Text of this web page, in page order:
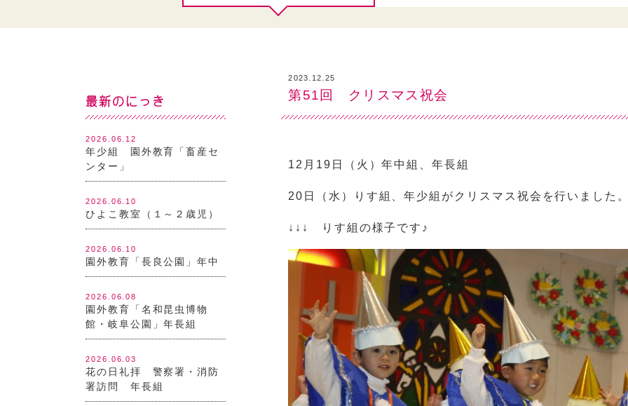
最新のにっき
2026.06.12
年少組 園外教育「畜産セ
ンター」
2026.06.10
ひよこ教室（１～２歳児）
2026.06.10
園外教育「長良公園」年中
2026.06.08
園外教育「名和昆虫博物
館・岐阜公園」年長組
2026.06.03
花の日礼拝 警察署・消防
署訪問 年長組
2023.12.25
第51回 クリスマス祝会
12月19日（火）年中組、年長組
20日（水）りす組、年少組がクリスマス祝会を行いました
↓↓↓ りす組の様子です♪